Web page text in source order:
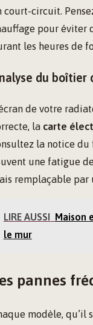
court-circuit.
pour éviter
les heures de
du boîtier
de votre
la carte
la notice
une fatigue
remplaçable par
LIRE AUSSI
Maison
le mur
pannes
modèle, qu’il